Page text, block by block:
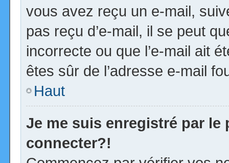
vous avez reçu un e-mail,
pas reçu d’e-mail, il se peut
incorrecte ou que l’e-mail ait
êtes sûr de l’adresse e-mail
Haut
Je me suis enregistré par le
connecter?!